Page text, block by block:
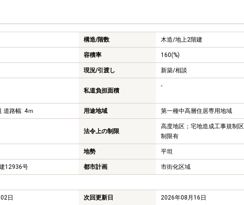
構造/階数 木造/地上2階建
容積率 160(%)
現況/引渡し 新築/相談
私道負担面積
-
道路幅: 4ｍ 用途地域 第一種中高層住居専用地域
法令上の制限
高度地区；宅地造成工事規制
制限有
地勢 平坦
12936号 都市計画 市街化区域
日 次回更新日
2026年08月16日